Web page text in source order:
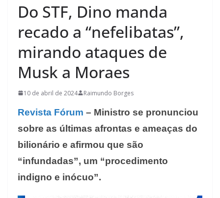
Do STF, Dino manda
recado a “nefelibatas”,
mirando ataques de
Musk a Moraes
10 de abril de 2024 Raimundo Borges
Revista Fórum – Ministro se pronunciou
sobre as últimas afrontas e ameaças do
bilionário e afirmou que são
“infundadas”, um “procedimento
indigno e inócuo”.